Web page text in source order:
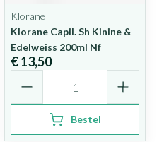
Klorane
Klorane Capil. Sh Kinine &
Edelweiss 200ml Nf
€ 13,50
Bestel